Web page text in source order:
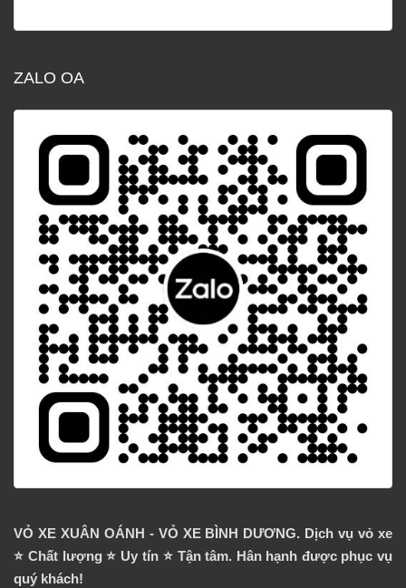
ZALO OA
VỎ XE XUÂN OÁNH - VỎ XE BÌNH DƯƠNG. Dịch vụ vỏ xe
⭐️ Chất lượng ⭐️ Uy tín ⭐️ Tận tâm. Hân hạnh được phục vụ
quý khách!